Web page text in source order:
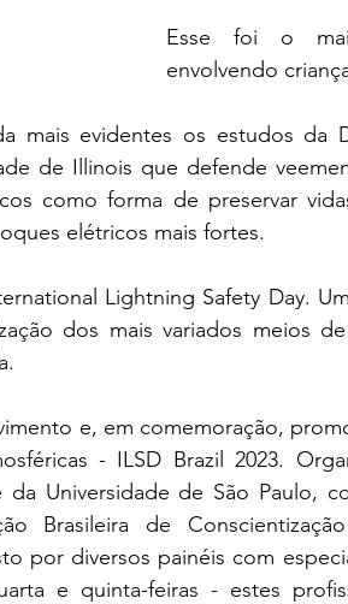
Esse foi o
envolvendo
mais evidentes os estudos da
de Illinois que defende
como forma de preservar
elétricos mais fortes.
Lightning Safety Day.
dos mais variados meios
e, em comemoração,
- ILSD Brazil 2023.
Universidade de São Paulo,
Brasileira de
por diversos painéis com
e quinta-feiras - estes